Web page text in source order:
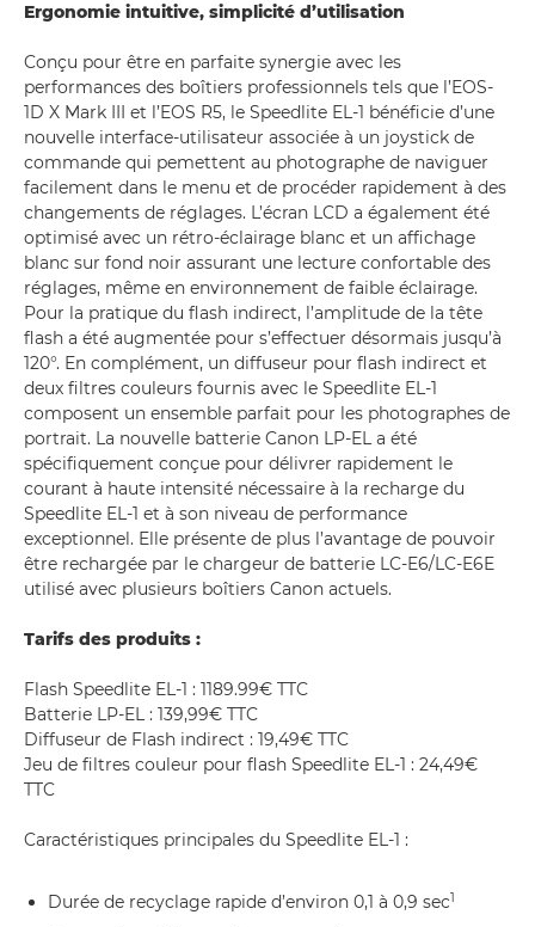
Ergonomie intuitive, simplicité d’utilisation
Conçu pour être en parfaite synergie avec les
performances des boîtiers professionnels tels que l’EOS-
1D X Mark III et l’EOS R5, le Speedlite EL-1 bénéficie d’une
nouvelle interface-utilisateur associée à un joystick de
commande qui pemettent au photographe de naviguer
facilement dans le menu et de procéder rapidement à des
changements de réglages. L’écran LCD a également été
optimisé avec un rétro-éclairage blanc et un affichage
blanc sur fond noir assurant une lecture confortable des
réglages, même en environnement de faible éclairage.
Pour la pratique du flash indirect, l’amplitude de la tête
flash a été augmentée pour s’effectuer désormais jusqu’à
120°. En complément, un diffuseur pour flash indirect et
deux filtres couleurs fournis avec le Speedlite EL-1
composent un ensemble parfait pour les photographes de
portrait. La nouvelle batterie Canon LP-EL a été
spécifiquement conçue pour délivrer rapidement le
courant à haute intensité nécessaire à la recharge du
Speedlite EL-1 et à son niveau de performance
exceptionnel. Elle présente de plus l’avantage de pouvoir
être rechargée par le chargeur de batterie LC-E6/LC-E6E
utilisé avec plusieurs boîtiers Canon actuels.
Tarifs des produits :
Flash Speedlite EL-1 : 1189.99€ TTC
Batterie LP-EL : 139,99€ TTC
Diffuseur de Flash indirect : 19,49€ TTC
Jeu de filtres couleur pour flash Speedlite EL-1 : 24,49€
TTC
Caractéristiques principales du Speedlite EL-1 :
Durée de recyclage rapide d’environ 0,1 à 0,9 sec1